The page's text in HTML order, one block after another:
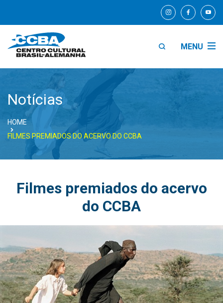
MENU
Notícias
HOME
FILMES PREMIADOS DO ACERVO DO CCBA
Filmes premiados do acervo
do CCBA